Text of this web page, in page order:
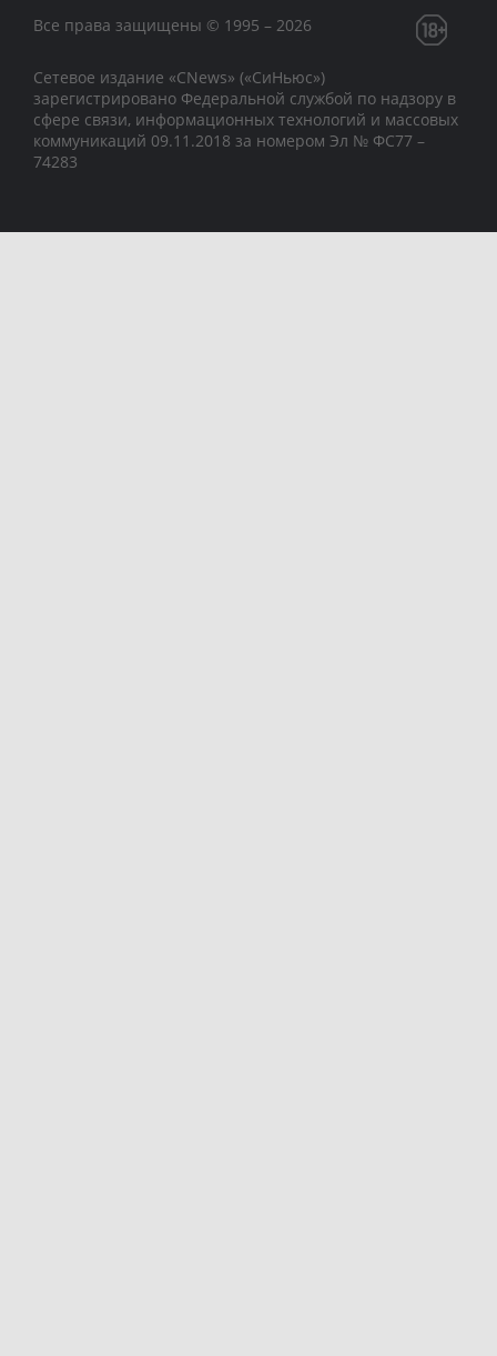
Все права защищены © 1995 – 2026
Сетевое издание «CNews» («СиНьюс»)
зарегистрировано Федеральной службой по надзору в
сфере связи, информационных технологий и массовых
коммуникаций 09.11.2018 за номером Эл № ФС77 –
74283